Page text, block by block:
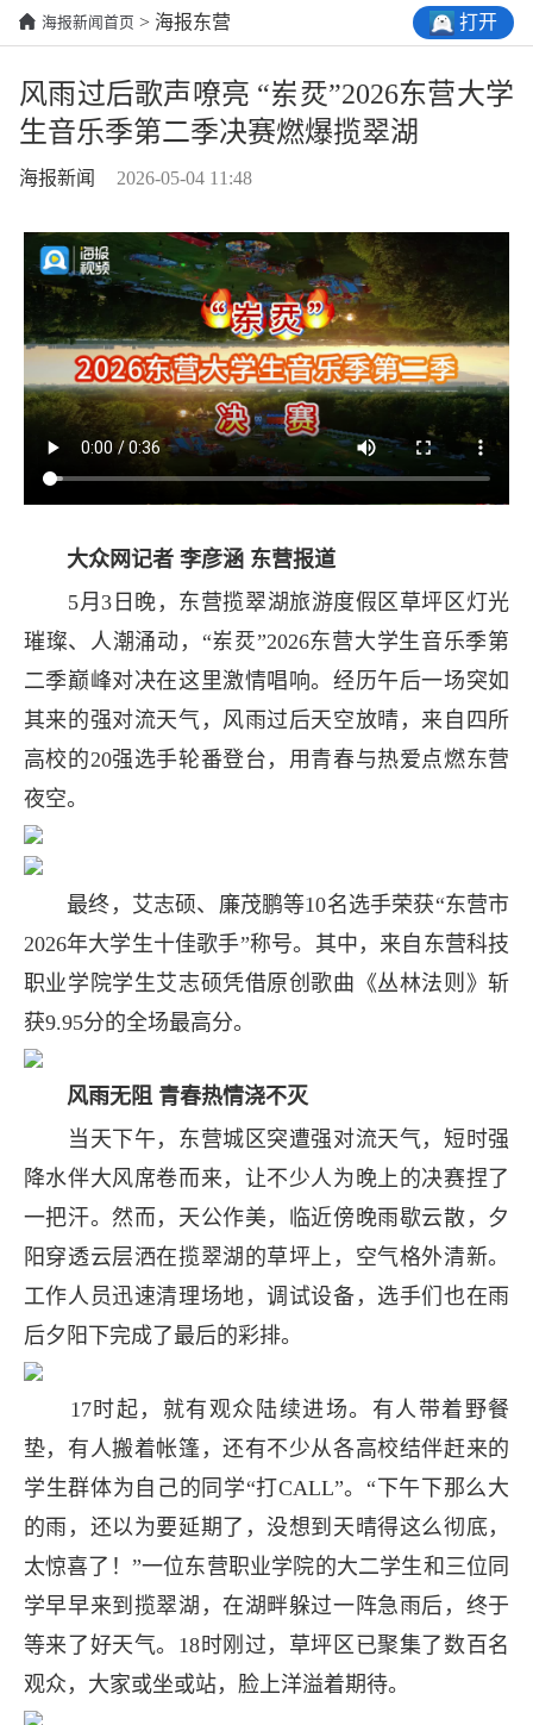
海报新闻首页 > 海报东营 打开
风雨过后歌声嘹亮 “岽烎”2026东营大学
生音乐季第二季决赛燃爆揽翠湖
海报新闻 2026-05-04 11:48
大众网记者 李彦涵 东营报道
5月3日晚，东营揽翠湖旅游度假区草坪区灯光
璀璨、人潮涌动，“岽烎”2026东营大学生音乐季第
二季巅峰对决在这里激情唱响。经历午后一场突如
其来的强对流天气，风雨过后天空放晴，来自四所
高校的20强选手轮番登台，用青春与热爱点燃东营
夜空。
最终，艾志硕、廉茂鹏等10名选手荣获“东营市
2026年大学生十佳歌手”称号。其中，来自东营科技
职业学院学生艾志硕凭借原创歌曲《丛林法则》斩
获9.95分的全场最高分。
风雨无阻 青春热情浇不灭
当天下午，东营城区突遭强对流天气，短时强
降水伴大风席卷而来，让不少人为晚上的决赛捏了
一把汗。然而，天公作美，临近傍晚雨歇云散，夕
阳穿透云层洒在揽翠湖的草坪上，空气格外清新。
工作人员迅速清理场地，调试设备，选手们也在雨
后夕阳下完成了最后的彩排。
17时起，就有观众陆续进场。有人带着野餐
垫，有人搬着帐篷，还有不少从各高校结伴赶来的
学生群体为自己的同学“打CALL”。“下午下那么大
的雨，还以为要延期了，没想到天晴得这么彻底，
太惊喜了！”一位东营职业学院的大二学生和三位同
学早早来到揽翠湖，在湖畔躲过一阵急雨后，终于
等来了好天气。18时刚过，草坪区已聚集了数百名
观众，大家或坐或站，脸上洋溢着期待。